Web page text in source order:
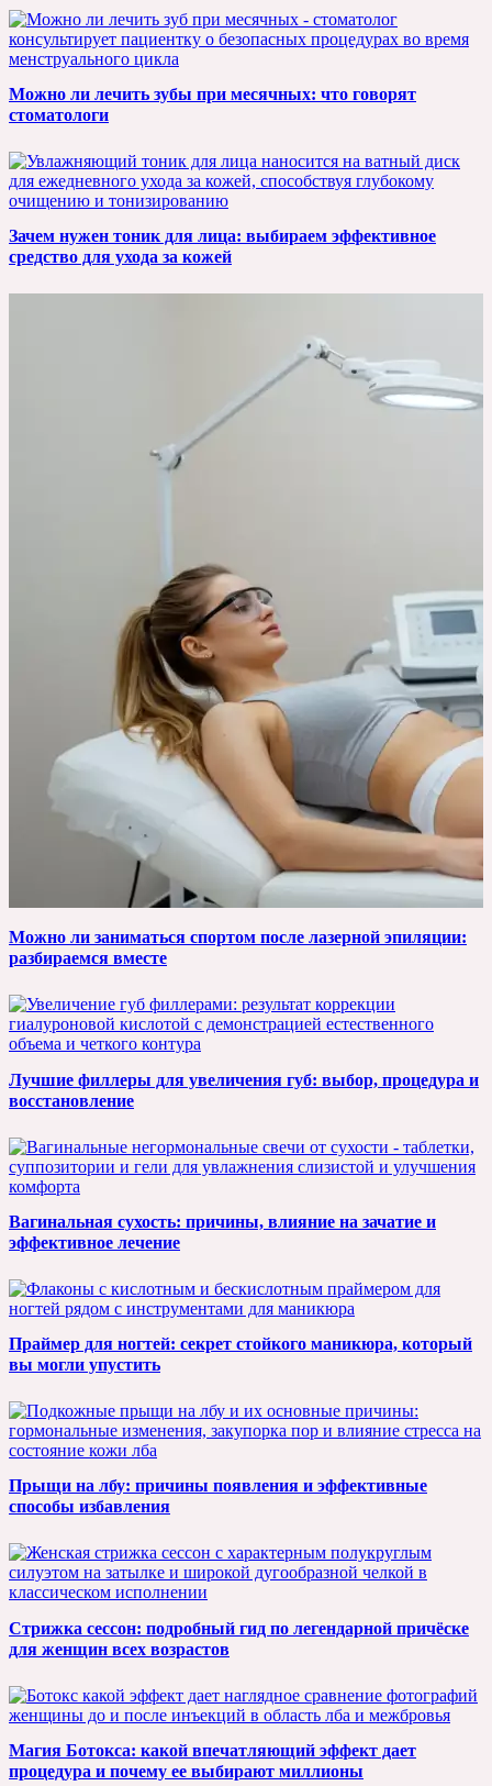
Можно ли лечить зубы при месячных: что говорят
стоматологи
Зачем нужен тоник для лица: выбираем эффективное
средство для ухода за кожей
Можно ли заниматься спортом после лазерной эпиляции:
разбираемся вместе
Лучшие филлеры для увеличения губ: выбор, процедура и
восстановление
Вагинальная сухость: причины, влияние на зачатие и
эффективное лечение
Праймер для ногтей: секрет стойкого маникюра, который
вы могли упустить
Прыщи на лбу: причины появления и эффективные
способы избавления
Стрижка сессон: подробный гид по легендарной причёске
для женщин всех возрастов
Магия Ботокса: какой впечатляющий эффект дает
процедура и почему ее выбирают миллионы